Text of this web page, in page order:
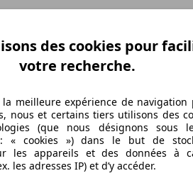
des cookies pour
votre recherche.
meilleure expérience de navigation
nous et certains tiers utilisons des
(que nous désignons sous
« cookies ») dans le but de
les appareils et des données à
les adresses IP) et d’y accéder.